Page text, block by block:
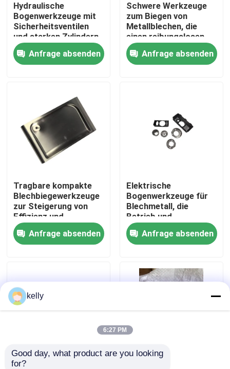
Videos
Über uns
Fabrik-Ausflug
Treten Sie mit uns in Verbindung
Fälle
Hydraulische
Bogenwerkzeuge mit
Sicherheitsventilen
und starken Zylindern,
die die Leistung unter
Last gewährleisten
Anfrage absenden
Schwere Werkzeuge
zum Biegen von
Metallblechen, die
einen reibungslosen
Betrieb und ein
gleichbleibendes
Biegergebnis für die
Anfrage absenden
Tragbare kompakte
Blechbiegewerkzeuge
zur Steigerung von
Effizienz und
Genauigkeit bei der
Metallbearbeitung
Anfrage absenden
Elektrische
Bogenwerkzeuge für
Blechmetall, die
Betrieb und
konsistente
Ergebnisse bieten
Anfrage absenden
Industrielle
kelly
6:27 PM
Good day, what product are you looking
for?